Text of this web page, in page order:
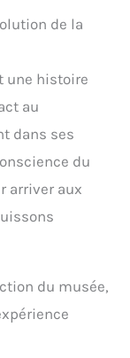
de la
une histoire
au
dans ses
du
arriver aux
du musée,